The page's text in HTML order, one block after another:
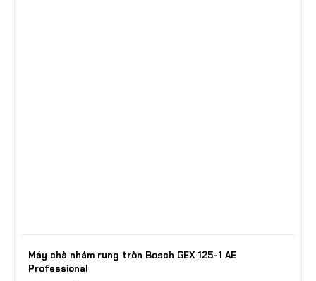
Máy chà nhám rung tròn Bosch GEX 125-1 AE
Professional